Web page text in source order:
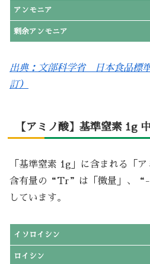
アンモニア
剰余アンモニア
出典：文部科学省 日本食品標
訂）
【アミノ酸】基準窒素 1g
「基準窒素 1g」に含まれる「ア
含有量の“Tr”は「微量」、“-
しています。
イソロイシン
ロイシン